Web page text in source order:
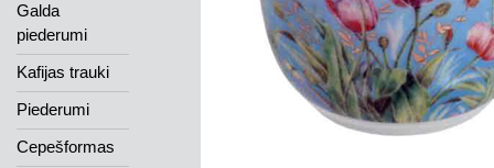
Galda
piederumi
Kafijas trauki
Piederumi
Cepešformas